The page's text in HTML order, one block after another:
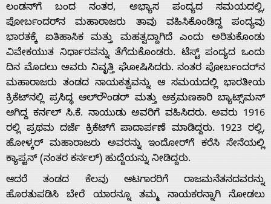
Advertise
With
s
Contact
Us
ಲಂಡನ್‌ಗೆ ಬಂದ ನಂತರ, ಅಭ್ಯಾಸ ಪಂದ್ಯದ ಸಮಯದಲ್ಲಿ,
ಪೋರ್ಬಂದರ್‌ನ ಮಹಾರಾಜರು ತಾವು ವಹಿಸಿಕೊಂಡಿದ್ದ ಪಂದ್ಯವು
ಭಾರತಕ್ಕೆ ಐತಿಹಾಸಿಕ ಮತ್ತು ಮಹತ್ವದ್ದಾಗಿದೆ ಎಂದು ಅರಿತುಕೊಂಡು
ವಿವೇಕಯುತ ನಿರ್ಧಾರವನ್ನು ತೆಗೆದುಕೊಂಡರು. ಟೆಸ್ಟ್ ಪಂದ್ಯದ ಒಂದು
ದಿನ ಮೊದಲು ಅವರು ನಿವೃತ್ತಿ ಘೋಷಿಸಿದರು. ನಂತರ ಪೋರ್ಬಂದರ್‌ನ
ಮಹಾರಾಜರು ತಂಡದ ನಾಯಕತ್ವವನ್ನು ಆ ಸಮಯದಲ್ಲಿ ಭಾರತೀಯ
ಕ್ರಿಕೆಟ್‌ನಲ್ಲಿ ಪ್ರಸಿದ್ಧ ಆಲ್‌ರೌಂಡರ್ ಮತ್ತು ಆಕ್ರಮಣಕಾರಿ ಬ್ಯಾಟ್ಸ್‌ಮನ್
ಆಗಿದ್ದ ಕರ್ನಲ್ ಸಿ.ಕೆ. ನಾಯುಡು ಅವರಿಗೆ ವಹಿಸಿದರು. ಅವರು 1916
ರಲ್ಲಿ ಪ್ರಥಮ ದರ್ಜೆ ಕ್ರಿಕೆಟ್‌ಗೆ ಪಾದಾರ್ಪಣೆ ಮಾಡಿದ್ದರು. 1923 ರಲ್ಲಿ,
ಹೋಳ್ಕರ್ ಮಹಾರಾಜರು ಅವರನ್ನು ಇಂದೋರ್‌ಗೆ ಕರೆಸಿ ಸೇನೆಯಲ್ಲಿ
ಕ್ಯಾಪ್ಟನ್ (ನಂತರ ಕರ್ನಲ್) ಹುದ್ದೆಯನ್ನು ನೀಡಿದ್ದರು.
ಆದರೆ ತಂಡದ ಕೆಲವು ಆಟಗಾರರಿಗೆ ರಾಜಮನೆತನದವರನ್ನು
ಹೊರತುಪಡಿಸಿ ಬೇರೆ ಯಾರನ್ನೂ ತಮ್ಮ ನಾಯಕರನ್ನಾಗಿ ನೋಡಲು